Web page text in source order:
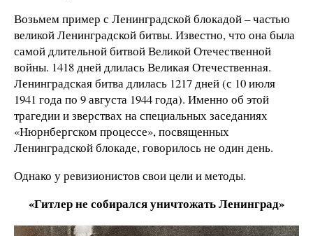
Возьмем пример с Ленинградской блокадой – частью
великой Ленинградской битвы. Известно, что она была
самой длительной битвой Великой Отечественной
войны. 1418 дней длилась Великая Отечественная.
Ленинградская битва длилась 1217 дней (с 10 июля
1941 года по 9 августа 1944 года). Именно об этой
трагедии и зверствах на специальных заседаниях
«Нюрнбергском процессе», посвященных
Ленинградской блокаде, говорилось не один день.
Однако у ревизионистов свои цели и методы.
«Гитлер не собирался уничтожать Ленинград»